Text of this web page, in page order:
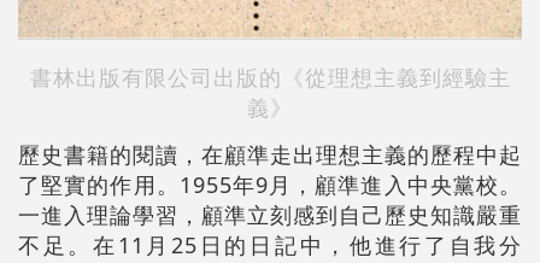
書林出版有限公司出版的《從理想主義到經驗主
義》
歷史書籍的閱讀，在顧準走出理想主義的歷程中起
了堅實的作用。1955年9月，顧準進入中央黨校。
一進入理論學習，顧準立刻感到自己歷史知識嚴重
不足。在11月25日的日記中，他進行了自我分